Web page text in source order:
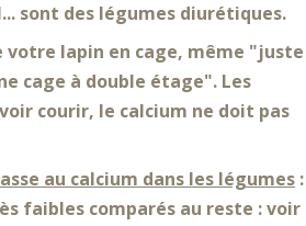
sont des légumes diurétiques.
lapin en cage, même "juste
cage à double étage". Les
courir, le calcium ne doit pas
au calcium dans les légumes :
faibles comparés au reste : voir